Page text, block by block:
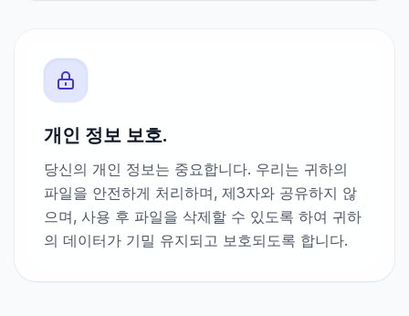
개인 정보 보호.
당신의 개인 정보는 중요합니다. 우리는 귀하의
파일을 안전하게 처리하며, 제3자와 공유하지 않
으며, 사용 후 파일을 삭제할 수 있도록 하여 귀하
의 데이터가 기밀 유지되고 보호되도록 합니다.